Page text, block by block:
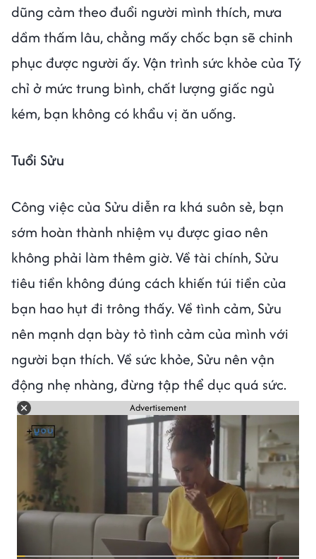
dũng cảm theo đuổi người mình thích, mưa
dầm thấm lâu, chẳng mấy chốc bạn sẽ chinh
phục được người ấy. Vận trình sức khỏe của Tý
chỉ ở mức trung bình, chất lượng giấc ngủ
kém, bạn không có khẩu vị ăn uống.
Tuổi Sửu
Công việc của Sửu diễn ra khá suôn sẻ, bạn
sớm hoàn thành nhiệm vụ được giao nên
không phải làm thêm giờ. Về tài chính, Sửu
tiêu tiền không đúng cách khiến túi tiền của
bạn hao hụt đi trông thấy. Về tình cảm, Sửu
nên mạnh dạn bày tỏ tình cảm của mình với
người bạn thích. Về sức khỏe, Sửu nên vận
động nhẹ nhàng, đừng tập thể dục quá sức.
Advertisement